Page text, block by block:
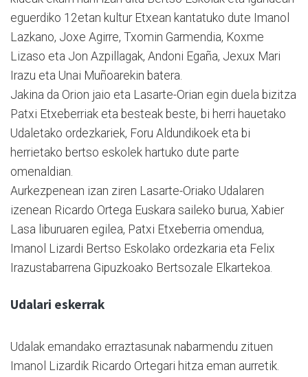
eguerdiko 12etan kultur Etxean kantatuko dute Imanol
Lazkano, Joxe Agirre, Txomin Garmendia, Koxme
Lizaso eta Jon Azpillagak, Andoni Egaña, Jexux Mari
Irazu eta Unai Muñoarekin batera.
Jakina da Orion jaio eta Lasarte-Orian egin duela bizitza
Patxi Etxeberriak eta besteak beste, bi herri hauetako
Udaletako ordezkariek, Foru Aldundikoek eta bi
herrietako bertso eskolek hartuko dute parte
omenaldian.
Aurkezpenean izan ziren Lasarte-Oriako Udalaren
izenean Ricardo Ortega Euskara saileko burua, Xabier
Lasa liburuaren egilea, Patxi Etxeberria omendua,
Imanol Lizardi Bertso Eskolako ordezkaria eta Felix
Irazustabarrena Gipuzkoako Bertsozale Elkartekoa.
Udalari eskerrak
Udalak emandako erraztasunak nabarmendu zituen
Imanol Lizardik Ricardo Ortegari hitza eman aurretik.